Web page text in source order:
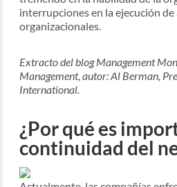
interrupciones en la ejecución
organizacionales.
Extracto del blog Management
Management, autor: Al Berman,
International.
¿Por qué es
continuidad del